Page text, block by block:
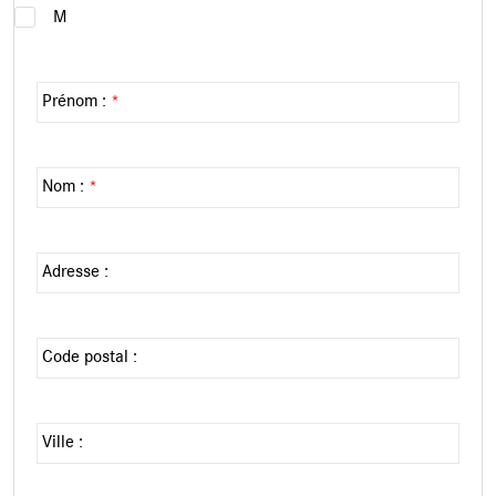
M
Prénom : *
Nom : *
Adresse :
Code postal :
Ville :